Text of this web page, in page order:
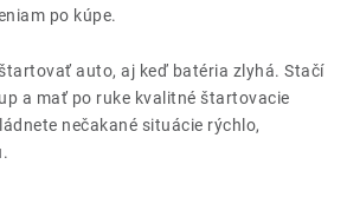
po kúpe.
auto, aj keď batéria zlyhá. Stačí
a mať po ruke kvalitné štartovacie
nečakané situácie rýchlo,